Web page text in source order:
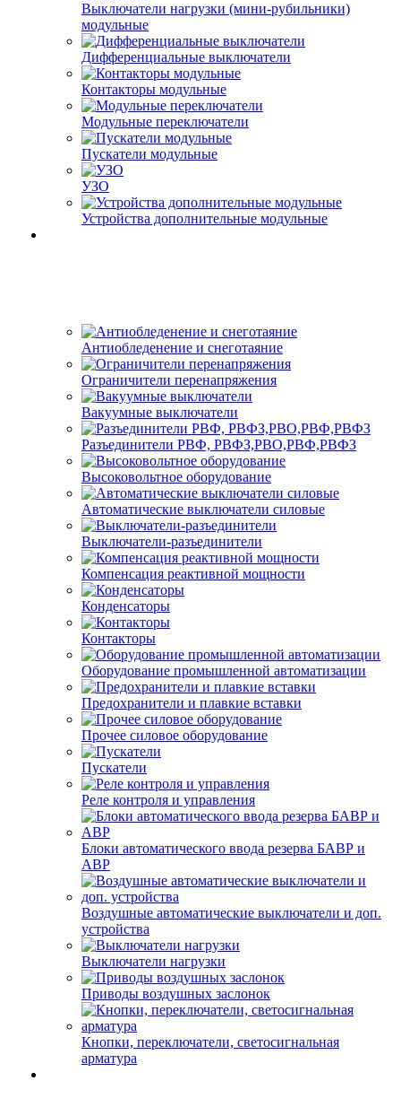
Выключатели нагрузки (мини-рубильники)
модульные
Дифференциальные выключатели
Контакторы модульные
Модульные переключатели
Пускатели модульные
УЗО
Устройства дополнительные модульные
Антиобледенение и снеготаяние
Ограничители перенапряжения
Вакуумные выключатели
Разъединители РВФ, РВФЗ,РВО,РВФ,РВФЗ
Высоковольтное оборудование
Автоматические выключатели cиловые
Выключатели-разъединители
Компенсация реактивной мощности
Конденсаторы
Контакторы
Оборудование промышленной автоматизации
Предохранители и плавкие вставки
Прочее силовое оборудование
Пускатели
Реле контроля и управления
Блоки автоматического ввода резерва БАВР и
АВР
Воздушные автоматические выключатели и доп.
устройства
Выключатели нагрузки
Приводы воздушных заслонок
Кнопки, переключатели, светосигнальная
арматура